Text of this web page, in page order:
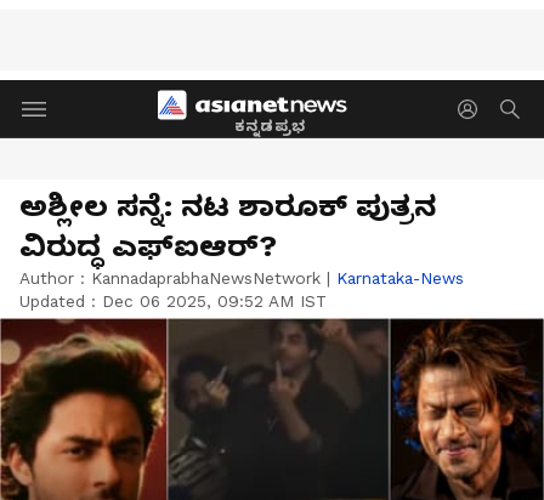
ಕನ್ನಡಪ್ರಭ
ಅಶ್ಲೀಲ ಸನ್ನೆ: ನಟ ಶಾರೂಕ್ ಪುತ್ರನ
ವಿರುದ್ಧ ಎಫ್‌ಐಆರ್?
Author : KannadaprabhaNewsNetwork | Karnataka-News
Updated : Dec 06 2025, 09:52 AM IST